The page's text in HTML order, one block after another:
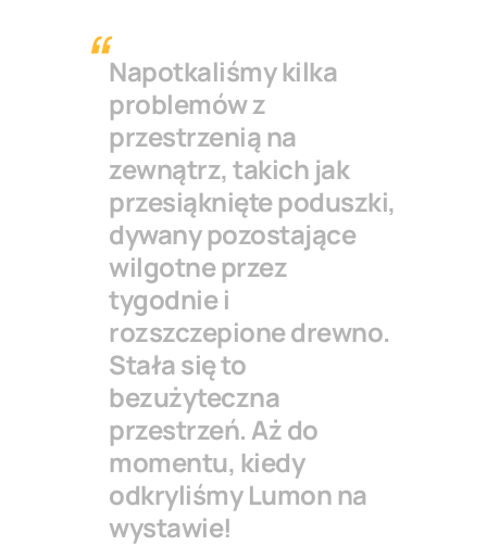
Napotkaliśmy kilka
problemów z
przestrzenią na
zewnątrz, takich jak
przesiąknięte poduszki,
dywany pozostające
wilgotne przez
tygodnie i
rozszczepione drewno.
Stała się to
bezużyteczna
przestrzeń. Aż do
momentu, kiedy
odkryliśmy Lumon na
wystawie!